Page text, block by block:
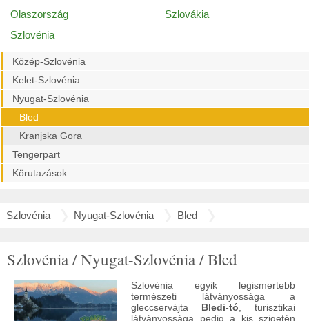
Olaszország
Szlovákia
Szlovénia
Közép-Szlovénia
Kelet-Szlovénia
Nyugat-Szlovénia
Bled
Kranjska Gora
Tengerpart
Körutazások
Szlovénia Nyugat-Szlovénia Bled
Szlovénia / Nyugat-Szlovénia / Bled
Szlovénia egyik legismertebb
természeti látványossága a
gleccservájta Bledi-tó , turisztikai
látványossága pedig a kis szigetén